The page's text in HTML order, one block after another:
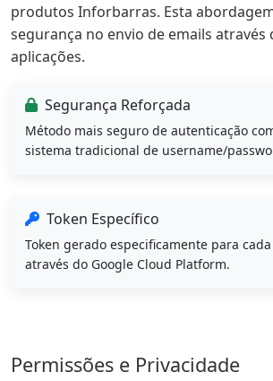
produtos Inforbarras. Esta
segurança no envio de emails através
aplicações.
Segurança Reforçada
Método mais seguro de autenticação
sistema tradicional de username/
Token Específico
Token gerado especificamente para
através do Google Cloud Platform.
Permissões e Privacidade